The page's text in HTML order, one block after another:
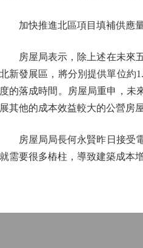
加快推進北區項目填補供應
房屋局表示，除上述在未來五
北新發展區，將分別提供單位約
度的落成時間。房屋局重申，未
展其他的成本效益較大的公營房屋
房屋局局長何永賢昨日接受電
就需要很多樁柱，導致建築成本